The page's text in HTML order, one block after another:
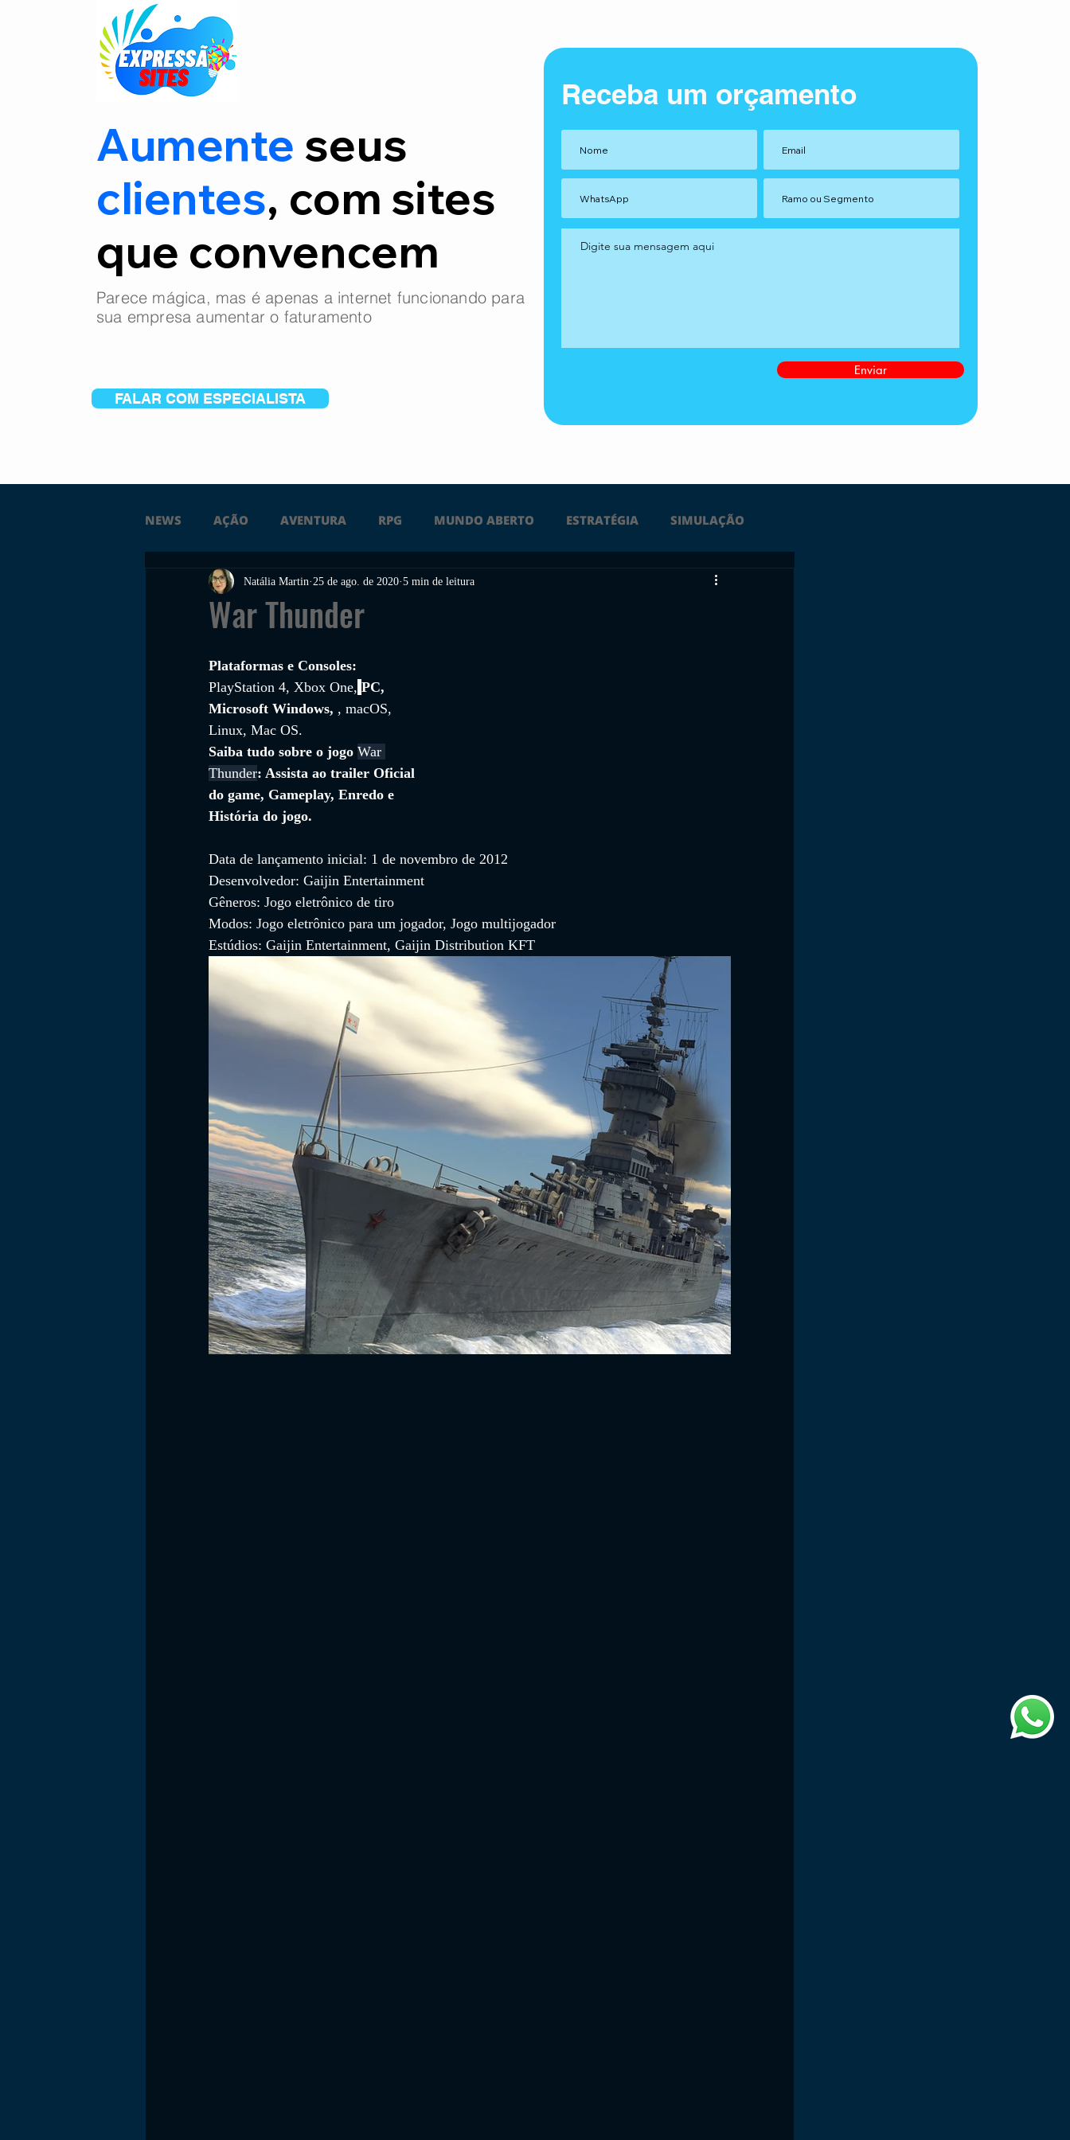
Aumente seus
clientes, com sites
que convencem
Parece mágica, mas é apenas a internet funcionando para
sua empresa aumentar o faturamento
FALAR COM ESPECIALISTA
Receba um orçamento
Enviar
NEWS AÇÃO AVENTURA RPG MUNDO ABERTO ESTRATÉGIA SIMULAÇÃO
FICÇÃO TERROR PC PS4 PS5 ÚLTIMAS
SOBREVIVÊNCIA CONSTRUÇÃO
FILMES
War Thunder
Natália Martin 25 de ago. de 2020 5 min de leitura
Plataformas e Consoles:
PlayStation 4, Xbox One, PC,
Microsoft Windows, , macOS,
Linux, Mac OS.
Saiba tudo sobre o jogo War
Thunder: Assista ao trailer Oficial
do game, Gameplay, Enredo e
História do jogo.
Data de lançamento inicial: 1 de novembro de 2012
Desenvolvedor: Gaijin Entertainment
Gêneros: Jogo eletrônico de tiro
Modos: Jogo eletrônico para um jogador, Jogo multijogador
Estúdios: Gaijin Entertainment, Gaijin Distribution KFT